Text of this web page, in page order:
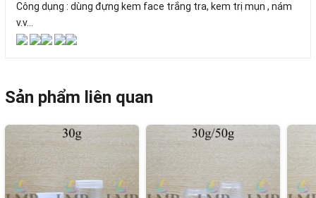
Công dụng : dùng đựng kem face trắng tra, kem trị mụn , nám
v.v...
Sản phẩm liên quan